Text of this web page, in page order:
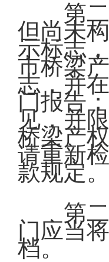
第
但尚未
示标志
市桥梁
志，并
门报告
见，并
桥梁产
请重新
款规定。
第
门应当
档。